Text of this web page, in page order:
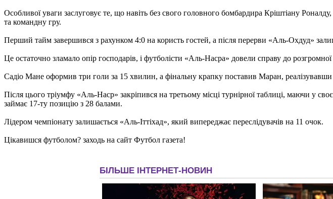
Особливої уваги заслуговує те, що навіть без свого головного бомбардира Кріштіану
та командну гру.
Перший тайм завершився з рахунком 4:0 на користь гостей, а після перерви «Аль-Охдуд»
Це остаточно зламало опір господарів, і футболісти «Аль-Насра» довели справу до
Садіо Мане оформив три голи за 15 хвилин, а фінальну крапку поставив Маран, реалізувавши
Після цього тріумфу «Аль-Наср» закріпився на третьому місці турнірної таблиці, маючи у
займає 17-ту позицію з 28 балами.
Лідером чемпіонату залишається «Аль-Іттіхад», який випереджає переслідувачів на 11 очок.
Цікавишся футболом? заходь на сайт Футбол газета!